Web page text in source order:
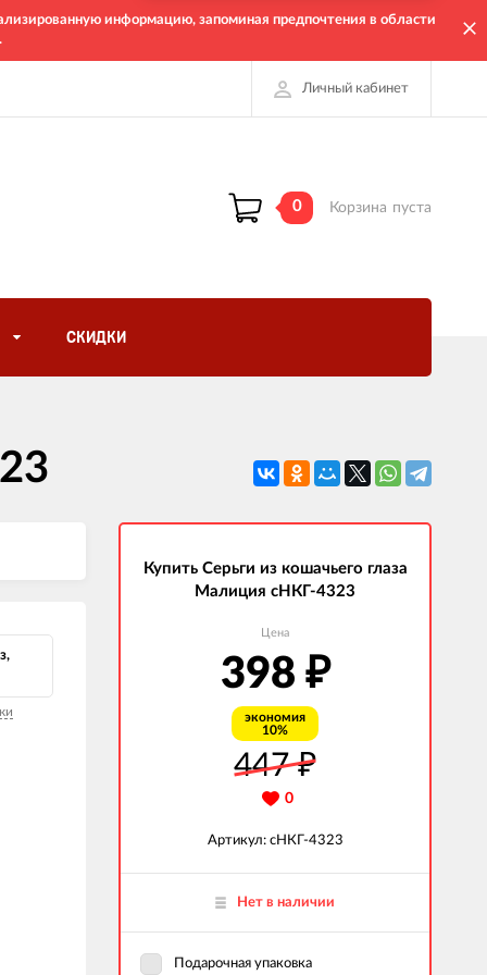
информацию, запоминая предпочтения в области
Личный кабинет
0 Корзина пуста
СКИДКИ
Купить Серьги из кошачьего глаза
Малиция сНКГ-4323
Цена
398 ₽
экономия
10%
447₽
0
Артикул: сНКГ-4323
Нет в наличии
Подарочная упаковка